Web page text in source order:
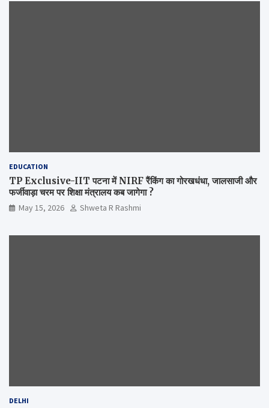
EDUCATION
TP Exclusive-IIT पटना में NIRF रैंकिंग का गोरखधंधा, जालसाजी और
फर्जीवाड़ा चरम पर शिक्षा मंत्रालय कब जागेगा ?
May 15, 2026 Shweta R Rashmi
DELHI